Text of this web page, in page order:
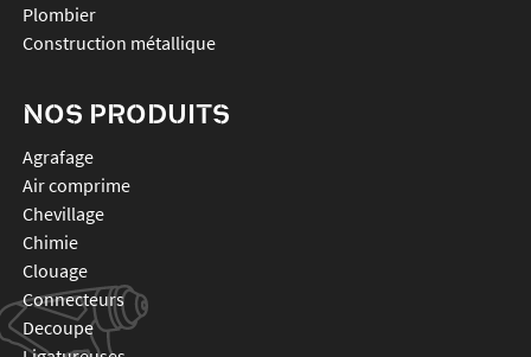
Plombier
Construction métallique
NOS PRODUITS
agrafage
air comprime
chevillage
chimie
clouage
connecteurs
decoupe